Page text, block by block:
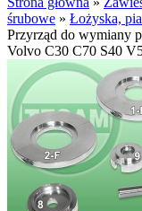
śrubowe » Łożyska,
Przyrząd do wymiany
Volvo C30 C70 S40